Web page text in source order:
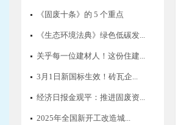
《固废十条》的 5 个重点
《生态环境法典》绿色低碳发...
关乎每一位建材人！这份住建...
3月1日新国标生效！砖瓦企...
经济日报金观平：推进固废资...
2025年全国新开工改造城...